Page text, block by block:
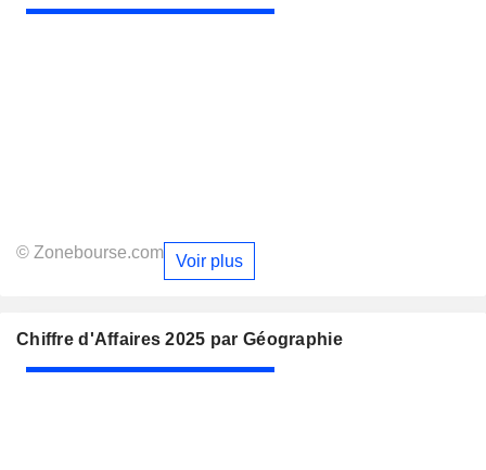
© Zonebourse.com Voir plus
Chiffre d'Affaires 2025 par Géographie